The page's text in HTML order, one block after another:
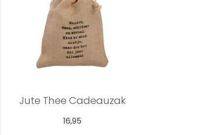
Jute Thee Cadeauzak
16,95